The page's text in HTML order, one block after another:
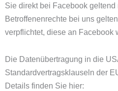
Sie direkt bei Facebook
Betroffenenrechte bei uns
verpflichtet, diese an Facebook
Die Datenübertragung in die
Standardvertragsklauseln der
Details finden Sie hier: